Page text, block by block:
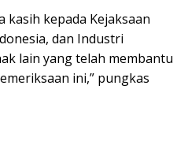
kasih kepada Kejaksaan
dan Industri
lain yang telah membantu
ini,” pungkas